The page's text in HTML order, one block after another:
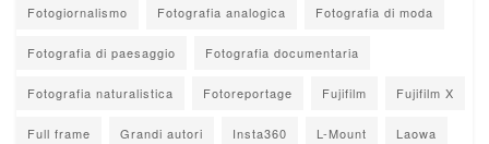
Fotogiornalismo Fotografia analogica Fotografia di moda
Fotografia di paesaggio Fotografia documentaria
Fotografia naturalistica Fotoreportage Fujifilm Fujifilm X
Full frame Grandi autori Insta360 L-Mount Laowa